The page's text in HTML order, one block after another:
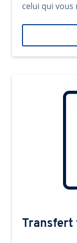
celui qui vous
Transfert